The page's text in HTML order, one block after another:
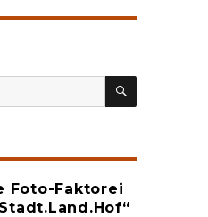
SUCHEN
Foto-Faktorei